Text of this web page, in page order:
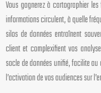
Vous gagnerez à cartographier
informations circulent, à quelle
silos de données entraînent
client et complexifient vos
socle de données unifié, facilite
l’activation de vos audiences sur